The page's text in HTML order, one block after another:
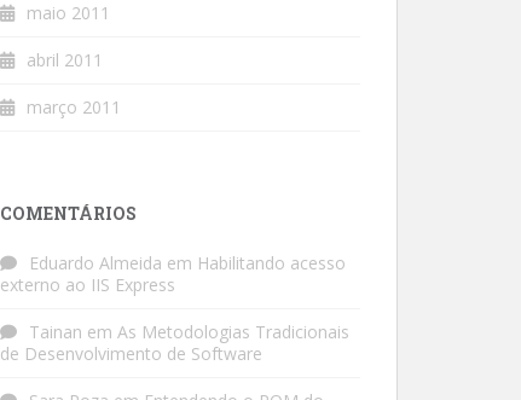
maio 2011
abril 2011
março 2011
COMENTÁRIOS
Eduardo Almeida em Habilitando acesso
externo ao IIS Express
Tainan em As Metodologias Tradicionais
de Desenvolvimento de Software